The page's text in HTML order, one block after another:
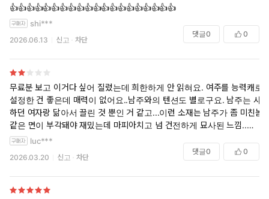
👍👍👍👍👍👍👍👍👍👍👍👍👍👍👍👍👍👍👍👍
shi***
2026.06.13 신고 차단
댓글0 0
무료분 보고 이거다 싶어 질렀는데 희한하게 안 읽혀요. 여주를 능력캐로
설정한 건 좋은데 매력이 없어요..남주와의 텐션도 별로구요. 남주는 사랑
하던 여자랑 닮아서 끌린 것 뿐인 거 같고...이런 소재는 남주가 좀 미친놈
같은 면이 부각돼야 재밌는데 마피아치고 넘 건전하게 묘사된 느낌..소재
가 아깝네요ㅜ
luc***
2026.03.20 신고 차단
댓글0 0